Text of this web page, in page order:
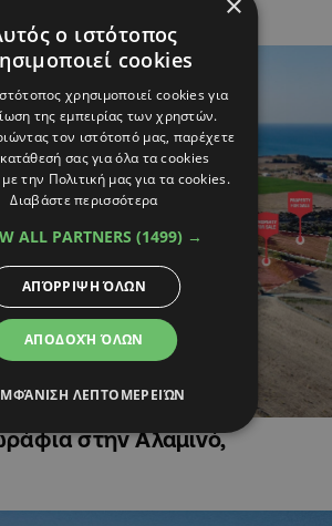
στην Αλαμινό,
ο ιστότοπος
cookies
χρησιμοποιεί cookies για
της εμπειρίας των χρηστών.
τον ιστότοπό μας, παρέχετε
σας για όλα τα cookies
την Πολιτική μας για τα cookies.
Διαβάστε περισσότερα
ALL PARTNERS (1499) →
ΑΠΟΔΟΧΉ ΌΛΩΝ
ΑΠΌΡΡΙΨΗ ΌΛΩΝ
ΛΕΠΤΟΜΕΡΕΙΏΝ